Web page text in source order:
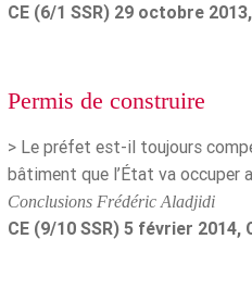
CE (6/1 SSR) 29 octobre
Permis de construire
> Le préfet est-il toujours
bâtiment que l’État va occuper
Conclusions Frédéric Aladjidi
CE (9/10 SSR) 5 février 2014,